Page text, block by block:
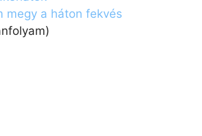
megy a háton fekvés